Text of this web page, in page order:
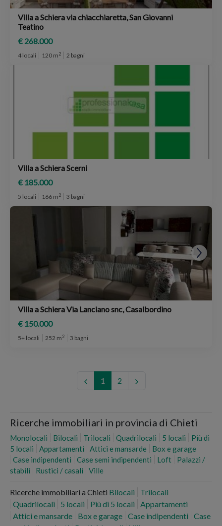
Villa a Schiera via chiacchiaretta, San Giovanni
Teatino
€ 268.000
4 locali 120 m2 2 bagni
Villa a Schiera Scerni
€ 185.000
5 locali 166 m2 3 bagni
Villa a Schiera Via Lanciano snc, Casalbordino
€ 150.000
5+ locali 252 m2 3 bagni
1 2
Ricerche immobiliari in provincia di Chieti
Monolocali Bilocali Trilocali Quadrilocali 5 locali
Più di
5 locali
Appartamenti Attici e mansarde
Box e garage
Case indipendenti
Case semi indipendenti Loft
Palazzi /
stabili
Rustici / casali Ville
Ricerche immobiliari a Chieti Bilocali
Trilocali
Quadrilocali
5 locali Più di 5 locali
Appartamenti
Attici e mansarde
Box e garage Case indipendenti
Case